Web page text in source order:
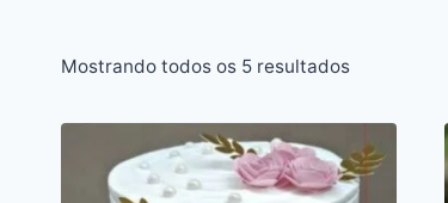
Mostrando todos os 5 resultadosClassificado
recente